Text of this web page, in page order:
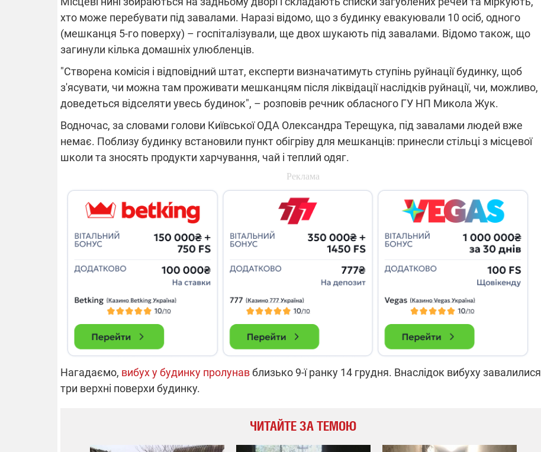
хто може перебувати під завалами. Наразі відомо, що з будинку евакуювали 10 осіб, одного
(мешканця 5-го поверху) – госпіталізували, ще двох шукають під завалами. Відомо також, що
загинули кілька домашніх улюбленців.
"Створена комісія і відповідний штат, експерти визначатимуть ступінь руйнації будинку, щоб
з'ясувати, чи можна там проживати мешканцям після ліквідації наслідків руйнації, чи, можливо,
доведеться відселяти увесь будинок", – розповів речник обласного ГУ НП Микола Жук.
Водночас, за словами голови Київської ОДА Олександра Терещука, під завалами людей вже
немає. Поблизу будинку встановили пункт обігріву для мешканців: принесли стільці з місцевої
школи та зносять продукти харчування, чай і теплий одяг.
Нагадаємо, вибух у будинку пролунавблизько 9-ї ранку 14 грудня. Внаслідок вибуху завалилися
три верхні поверхи будинку.
ЧИТАЙТЕ ЗА ТЕМОЮ